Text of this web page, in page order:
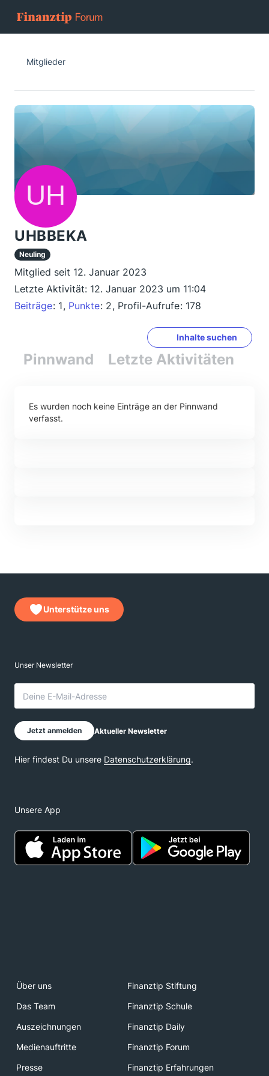
Mitglieder
UHBBEKA
Neuling
Mitglied seit 12. Januar 2023
Letzte Aktivität: 12. Januar 2023 um 11:04
Beiträge 1 Punkte 2 Profil-Aufrufe 178
Inhalte suchen
Pinnwand Letzte Aktivitäten
Es wurden noch keine Einträge an der Pinnwand
verfasst.
Unterstütze uns
Unsere App
Über uns
Finanztip Stiftung
Das Team
Finanztip Schule
Auszeichnungen
Finanztip Daily
Medienauftritte
Finanztip Forum
Presse
Finanztip Erfahrungen